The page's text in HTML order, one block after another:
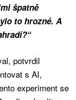
špatně
to hrozné. A
potvrdil
s AI,
experiment se